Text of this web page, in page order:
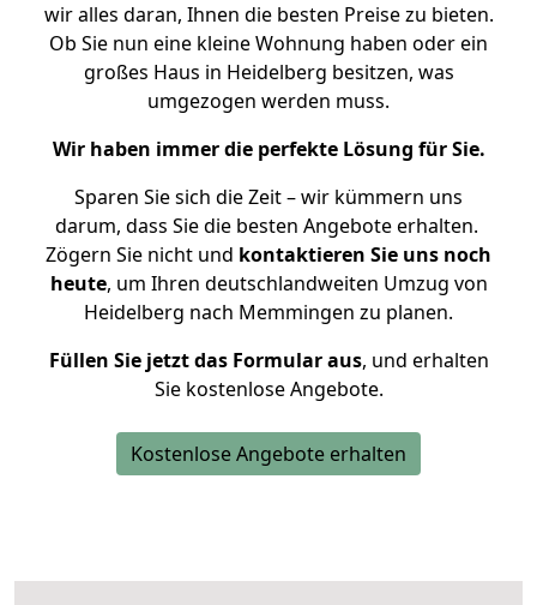
wir alles daran, Ihnen die besten Preise zu bieten.
Ob Sie nun eine kleine Wohnung haben oder ein
großes Haus in Heidelberg besitzen, was
umgezogen werden muss.
Wir haben immer die perfekte Lösung für Sie.
Sparen Sie sich die Zeit – wir kümmern uns
darum, dass Sie die besten Angebote erhalten.
Zögern Sie nicht und kontaktieren Sie uns noch
heute, um Ihren deutschlandweiten Umzug von
Heidelberg nach Memmingen zu planen.
Füllen Sie jetzt das Formular aus, und erhalten
Sie kostenlose Angebote.
Kostenlose Angebote erhalten